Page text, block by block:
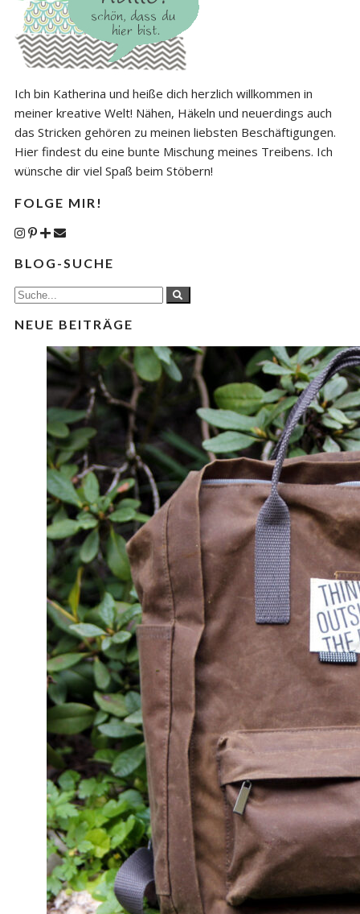
Ich bin Katherina und heiße dich herzlich willkommen in
meiner kreative Welt! Nähen, Häkeln und neuerdings auch
das Stricken gehören zu meinen liebsten Beschäftigungen.
Hier findest du eine bunte Mischung meines Treibens. Ich
wünsche dir viel Spaß beim Stöbern!
FOLGE MIR!
BLOG-SUCHE
NEUE BEITRÄGE